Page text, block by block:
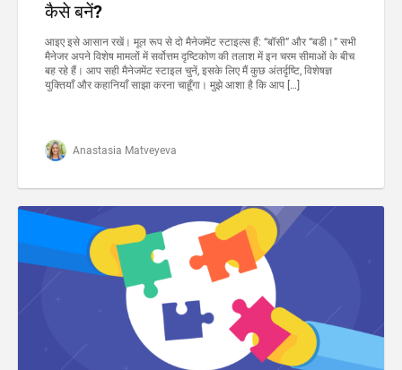
कैसे बनें?
आइए इसे आसान रखें। मूल रूप से दो मैनेजमेंट स्टाइल्स हैं: “बॉसी” और “बडी।” सभी
मैनेजर अपने विशेष मामलों में सर्वोत्तम दृष्टिकोण की तलाश में इन चरम सीमाओं के बीच
बह रहे हैं। आप सही मैनेजमेंट स्टाइल चुनें, इसके लिए मैं कुछ अंतर्दृष्टि, विशेषज्ञ
युक्तियाँ और कहानियाँ साझा करना चाहूँगा। मुझे आशा है कि आप […]
Anastasia Matveyeva